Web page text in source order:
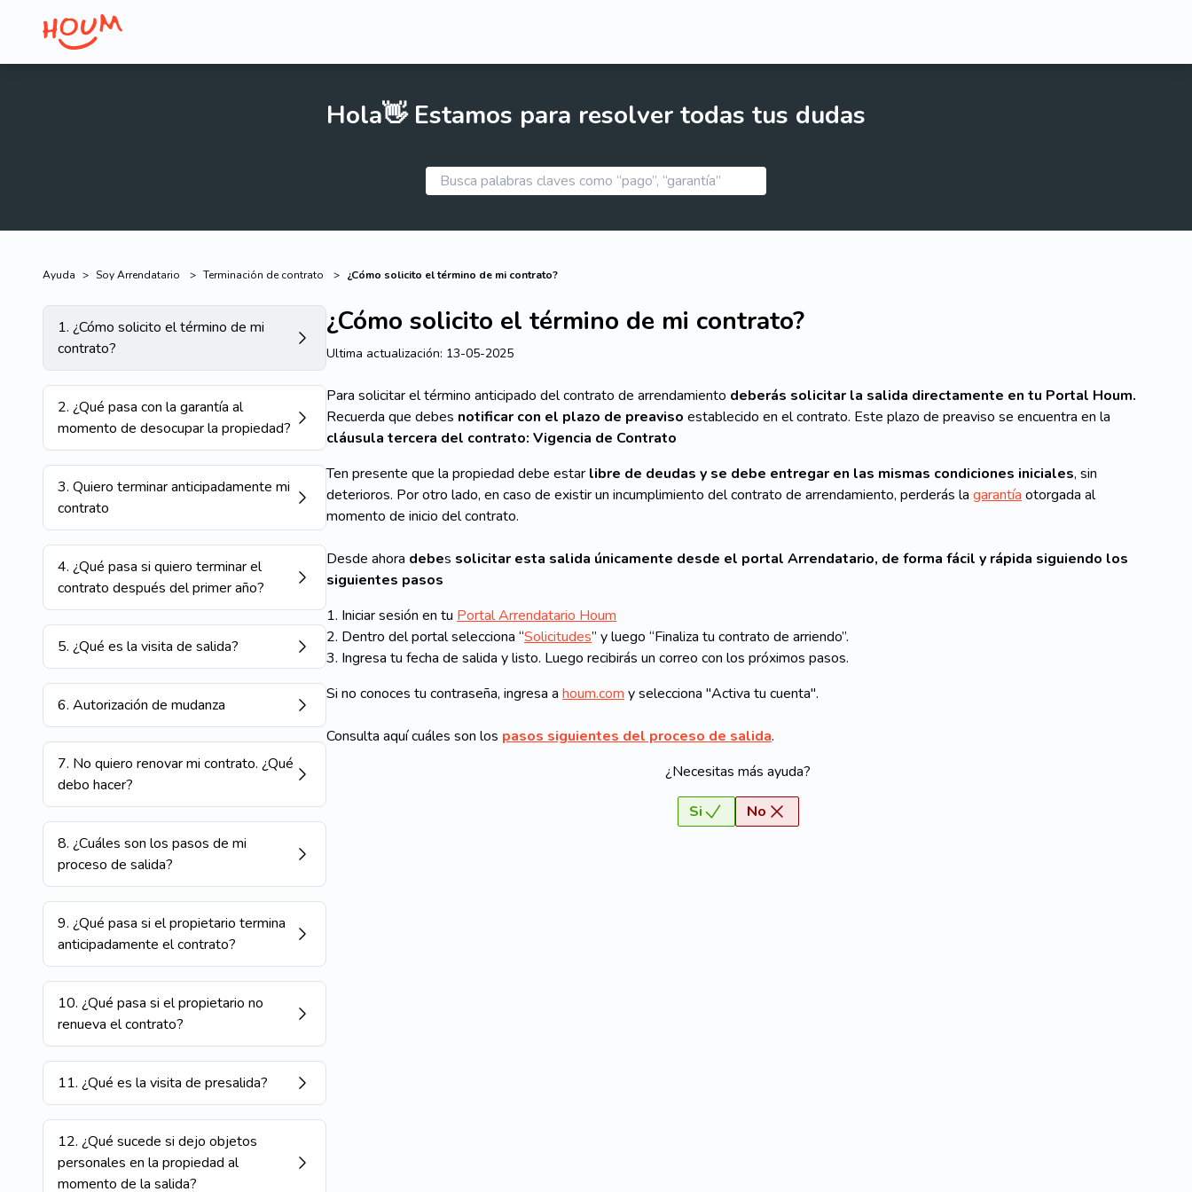
Hola👋 Estamos para resolver todas tus dudas
Ayuda > Soy Arrendatario > Terminación de contrato > ¿Cómo solicito el término de mi contrato?
1. ¿Cómo solicito el término de mi
contrato?
2. ¿Qué pasa con la garantía al
momento de desocupar la propiedad?
3. Quiero terminar anticipadamente mi
contrato
4. ¿Qué pasa si quiero terminar el
contrato después del primer año?
5. ¿Qué es la visita de salida?
6. Autorización de mudanza
7. No quiero renovar mi contrato. ¿Qué
debo hacer?
8. ¿Cuáles son los pasos de mi
proceso de salida?
9. ¿Qué pasa si el propietario termina
anticipadamente el contrato?
10. ¿Qué pasa si el propietario no
renueva el contrato?
11. ¿Qué es la visita de presalida?
12. ¿Qué sucede si dejo objetos
personales en la propiedad al
momento de la salida?
¿Cómo solicito el término de mi contrato?
Ultima actualización: 13-05-2025
Para solicitar el término anticipado del contrato de arrendamiento deberás solicitar la salida directamente en tu Portal Houm.
Recuerda que debes notificar con el plazo de preaviso establecido en el contrato. Este plazo de preaviso se encuentra en la
cláusula tercera del contrato: Vigencia de Contrato
Ten presente que la propiedad debe estar libre de deudas y se debe entregar en las mismas condiciones iniciales, sin
deterioros. Por otro lado, en caso de existir un incumplimiento del contrato de arrendamiento, perderás la garantía otorgada al
momento de inicio del contrato.
Desde ahora debes solicitar esta salida únicamente desde el portal Arrendatario, de forma fácil y rápida siguiendo los
siguientes pasos
1. Iniciar sesión en tu Portal Arrendatario Houm
2. Dentro del portal selecciona “Solicitudes” y luego “Finaliza tu contrato de arriendo”.
3. Ingresa tu fecha de salida y listo. Luego recibirás un correo con los próximos pasos.
Si no conoces tu contraseña, ingresa a houm.com y selecciona "Activa tu cuenta".
Consulta aquí cuáles son los pasos siguientes del proceso de salida.
¿Necesitas más ayuda?
Si No